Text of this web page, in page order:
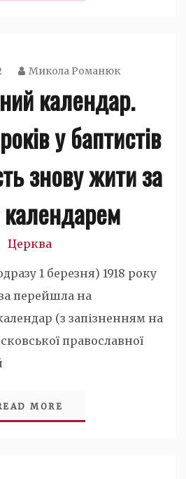
Микола Романюк
календар.
у баптистів
знову жити за
Церква
1 березня) 1918 року
перейшла на
(з запізненням на
православної
MORE